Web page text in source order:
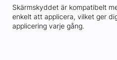
Skärmskyddet är kompatibelt
enkelt att applicera, vilket ger
applicering varje gång.